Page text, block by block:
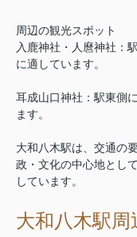
周辺の観光スポット
入鹿神社・人麿神社：
に適しています。
耳成山口神社：駅東側
ます。
大和八木駅は、交通の
政・文化の中心地とし
しています。
大和八木駅周